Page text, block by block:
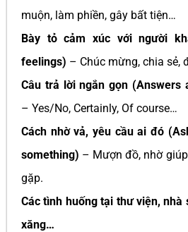
muộn, làm phiền, gây bất tiện…
Bày tỏ cảm xúc với người
feelings) – Chúc mừng, chia sẻ,
Câu trả lời ngắn gọn (Answers
– Yes/No, Certainly, Of course…
Cách nhờ vả, yêu cầu ai đó
something) – Mượn đồ, nhờ
gặp.
Các tình huống tại thư viện, nhà
xăng…